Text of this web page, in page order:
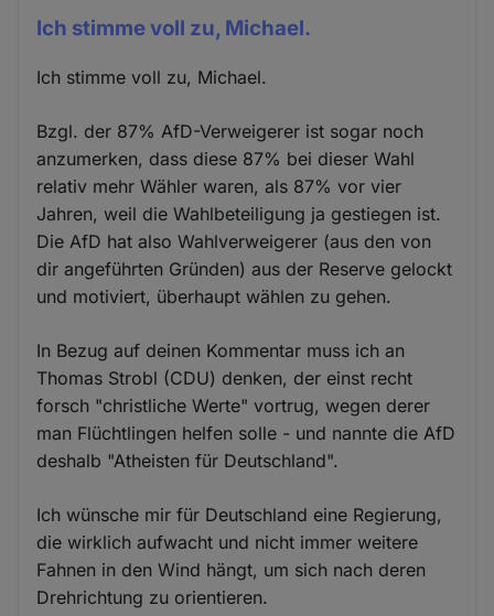
Ich stimme voll zu, Michael.
Ich stimme voll zu, Michael.
Bzgl. der 87% AfD-Verweigerer ist sogar noch
anzumerken, dass diese 87% bei dieser Wahl
relativ mehr Wähler waren, als 87% vor vier
Jahren, weil die Wahlbeteiligung ja gestiegen ist.
Die AfD hat also Wahlverweigerer (aus den von
dir angeführten Gründen) aus der Reserve gelockt
und motiviert, überhaupt wählen zu gehen.
In Bezug auf deinen Kommentar muss ich an
Thomas Strobl (CDU) denken, der einst recht
forsch "christliche Werte" vortrug, wegen derer
man Flüchtlingen helfen solle - und nannte die AfD
deshalb "Atheisten für Deutschland".
Ich wünsche mir für Deutschland eine Regierung,
die wirklich aufwacht und nicht immer weitere
Fahnen in den Wind hängt, um sich nach deren
Drehrichtung zu orientieren.